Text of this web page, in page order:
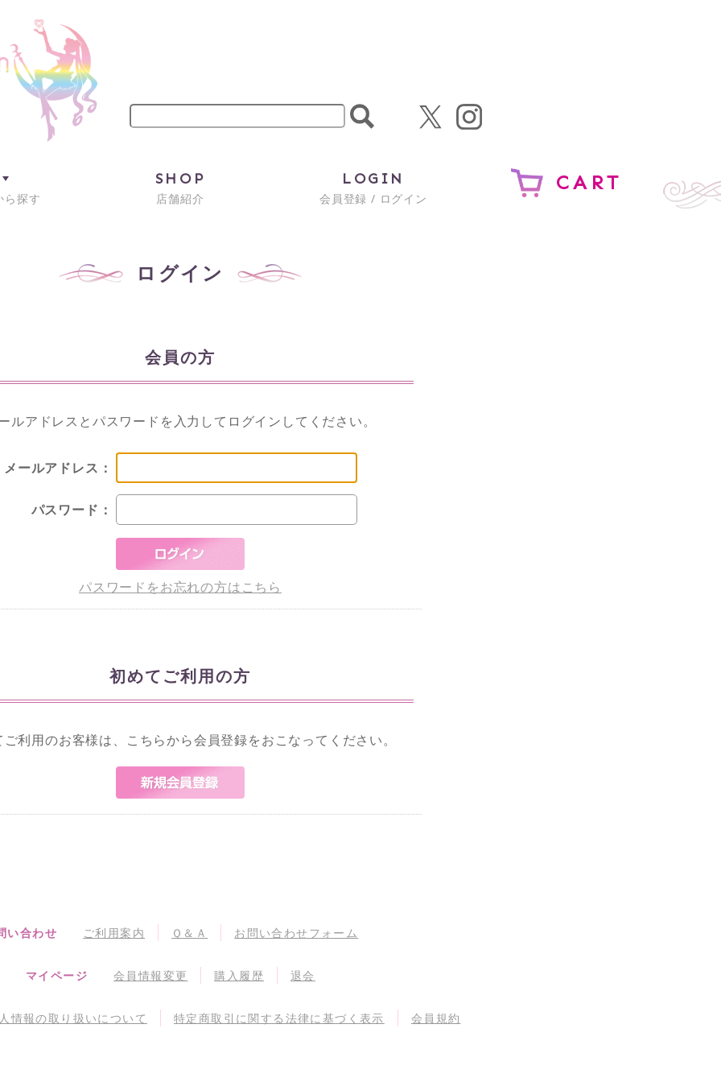
ら探す
SHOP
店舗紹介
LOGIN
会員登録 / ログイン
CART
ログイン
会員の方
ルアドレスとパスワードを入力してログインしてください。
メールアドレス：
パスワード：
パスワードをお忘れの方はこちら
初めてご利用の方
利用のお客様は、こちらから会員登録をおこなってください。
い合わせ ご利用案内 Ｑ＆Ａ お問い合わせフォーム
マイページ 会員情報変更 購入履歴 退会
情報の取り扱いについて 特定商取引に関する法律に基づく表示 会員規約